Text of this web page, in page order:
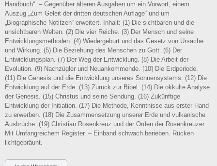
Handbuch“. – Gegenüber älteren Ausgaben um ein Vorwort, einem
Auszug „Zum Geleit der dritten deutschen Auflage“ und um
„Biographische Notitzen“ erweitert. Inhalt: (1) Die sichtbaren und die
unsichtbaren Welten. (2) Die vier Reiche. (3) Der Mensch und seine
Entwicklungsmethoden. (4) Wiedergeburt und das Gesetz von Ursache
und Wirkung. (5) Die Beziehung des Menschen zu Gott. (6) Der
Entwicklungsplan. (7) Der Weg der Entwicklung. (8) Die Arbeit der
Evolution. (9) Nachzügler und Neuankommende. [10] Die Erdperiode.
(11) Die Genesis und die Entwicklung unseres Sonnensystems. (12) Die
Entwicklung auf der Erde. (13) Zurück zur Bibel. (14) Die okkulte Analyse
der Genesis. (15) Christus und seine Sendung. (16) Zukünftige
Entwicklung der Initiation. (17) Die Methode, Kenntnisse aus erster Hand
zu erwerben. (18) Die Zusammensetzung unserer Erde und vulkanische
Ausbrüche. (19) Christian Rosenkreuz und der Orden der Rosenkreuzer.
Mit Umfangreichem Register. – Einband schwach berieben. Rücken
lichtgebräunt.